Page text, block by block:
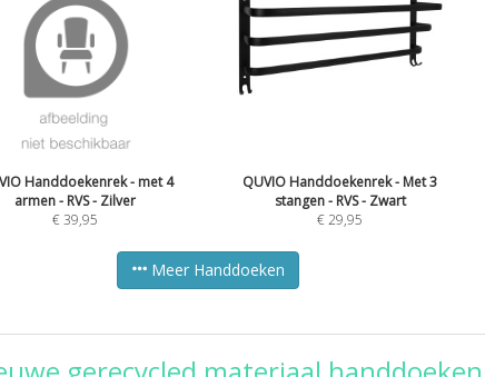
Handdoekenrek - met 4
armen - RVS - Zilver
€39,95
QUVIO Handdoekenrek - Met 3
stangen - RVS - Zwart
€29,95
Meer Handdoeken